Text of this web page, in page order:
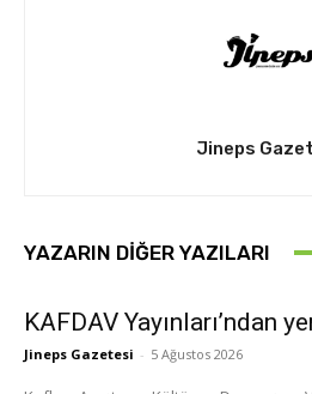
Jineps
YAZARIN DIĞER YAZILARI
KAFDAV Yayınları’ndan
Jineps Gazetesi - 5 Ağustos 2026